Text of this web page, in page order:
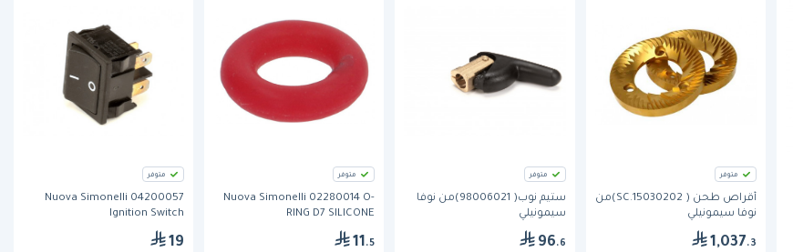
متوفر
أقراص طحن ( 15030202.SC)من
نوفا سيمونيلي
1,037.3
متوفر
ستيم نوب( 98006021)من نوفا
سيمونيلي
96.6
متوفر
Nuova Simonelli 02280014 O-
RING D7 SILICONE
11.5
متوفر
Nuova Simonelli 04200057
Ignition Switch
19